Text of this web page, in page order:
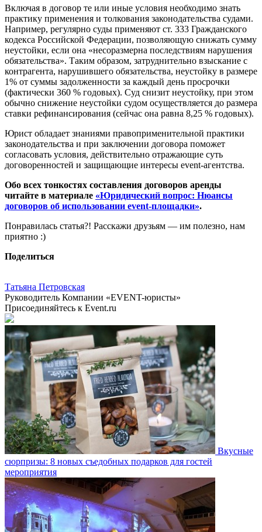
Включая в договор те или иные условия необходимо знать
практику применения и толкования законодательства судами.
Например, регулярно суды применяют ст. 333 Гражданского
кодекса Российской Федерации, позволяющую снижать сумму
неустойки, если она «несоразмерна последствиям нарушения
обязательства». Таким образом, затруднительно взыскание с
контрагента, нарушившего обязательства, неустойку в размере
1% от суммы задолженности за каждый день просрочки
(фактически 360 % годовых). Суд снизит неустойку, при этом
обычно снижение неустойки судом осуществляется до размера
ставки рефинансирования (сейчас она равна 8,25 % годовых).
Юрист обладает знаниями правоприменительной практики
законодательства и при заключении договора поможет
согласовать условия, действительно отражающие суть
договоренностей и защищающие интересы event-агентства.
Обо всех тонкостях составления договоров аренды
читайте в материале «Юридический вопрос: Нюансы
договоров об использовании event-площадки».
Понравилась статья?! Расскажи друзьям — им полезно, нам
приятно :)
Поделиться
Татьяна Петровская
Руководитель Компании «EVENT-юристы»
Присоединяйтесь к Event.ru
Вкусные
сюрпризы: 8 новых съедобных подарков для гостей
мероприятия